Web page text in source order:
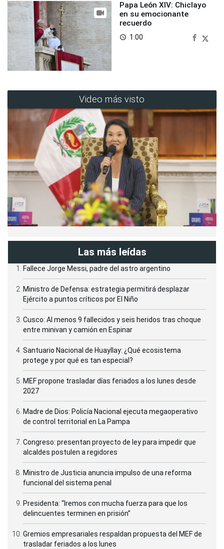
Papa León XIV: Chiclayo
en su emocionante
recuerdo
access_time 1:00
Video más visto
Las más leídas
Fallece Jorge Messi, padre del astro argentino
Ministro de Defensa: estrategia permitirá desplazar
Ejército a puntos críticos por El Niño
Cusco: Al menos 9 fallecidos y seis heridos tras choque
entre minivan y camión en Espinar
Santuario Nacional de Huayllay: ¿Qué ecosistema
protege y por qué es tan especial?
MEF propone trasladar días feriados a los lunes desde
2027
Madre de Dios: Policía Nacional ejecuta megaoperativo
de control territorial en La Pampa
Congreso: presentan proyecto de ley para impedir que
alcaldes postulen a regidores
Ministro de Justicia anuncia impulso de una reforma
funcional del sistema penal
Presidenta: “Iremos con mucha fuerza para que los
delincuentes terminen en prisión”
Gremios empresariales respaldan propuesta del MEF de
trasladar feriados a los lunes